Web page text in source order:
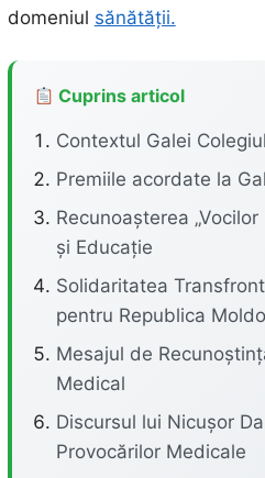
domeniul sănătății.
Cuprins articol
Contextul Galei
Premiile acordate la
Recunoașterea
și Educație
Solidaritatea
pentru Republica
Mesajul de
Medical
Discursul lui Nicușor
Provocărilor Medicale